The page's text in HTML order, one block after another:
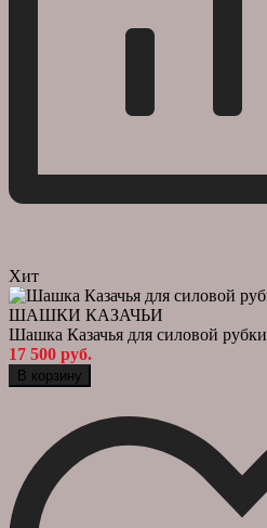
Хит
ШАШКИ КАЗАЧЬИ
Шашка Казачья для силовой рубки
17 500 руб.
В корзину